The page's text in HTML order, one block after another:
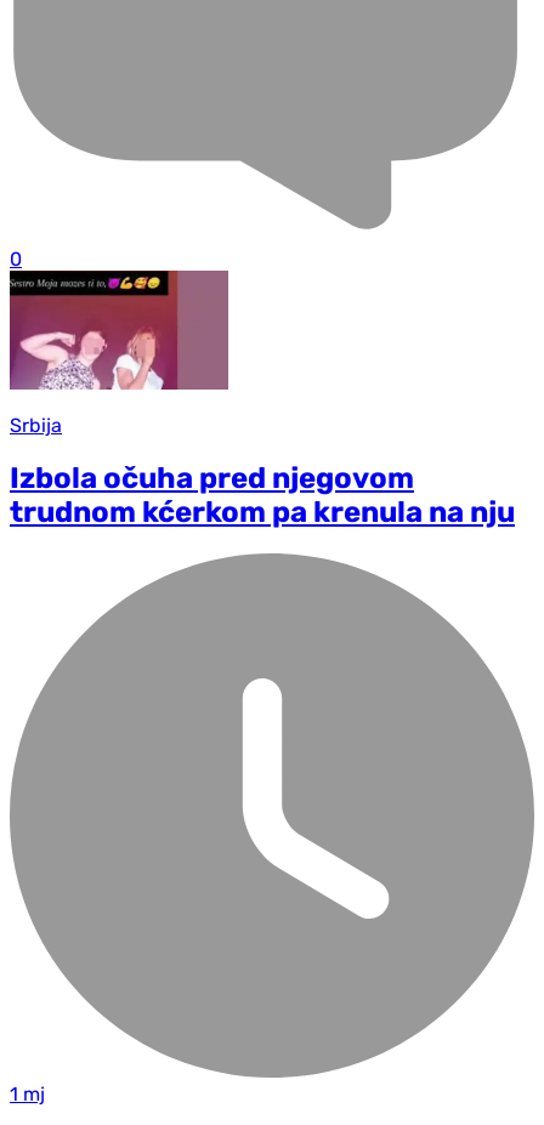
0
Srbija
Izbola očuha pred njegovom
trudnom kćerkom pa krenula na nju
1 mj